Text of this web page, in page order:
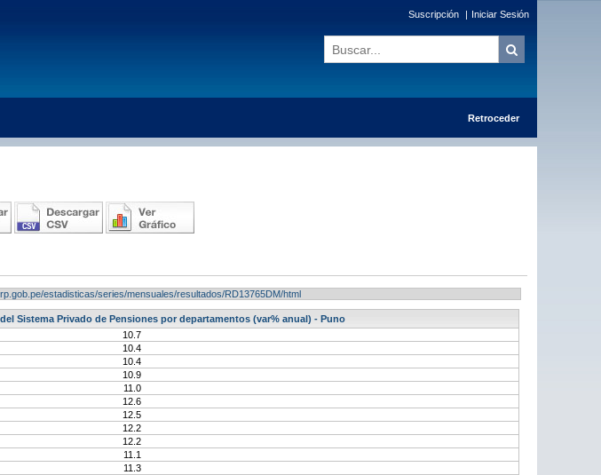
Suscripción | Iniciar Sesión
Retroceder
estadisticas/series/mensuales/resultados/RD13765DM/html
Sistema Privado de Pensiones por departamentos (var% anual) - Puno
10.7
10.4
10.4
10.9
11.0
12.6
12.5
12.2
12.2
11.1
11.3